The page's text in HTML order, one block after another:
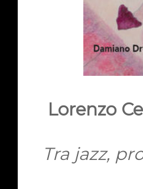
Lorenzo
Tra jazz,